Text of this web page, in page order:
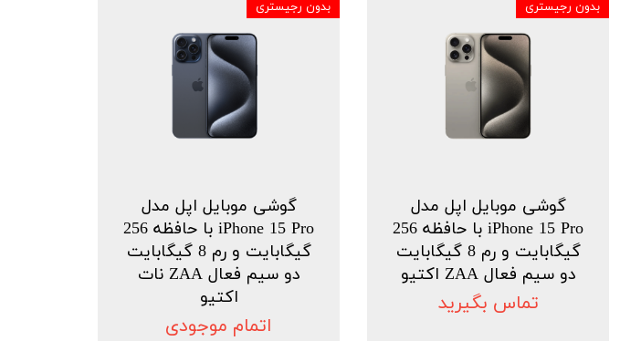
گوشی موبایل اپل مدل
iPhone 15 Pro با حافظه 256
گیگابایت و رم 8 گیگابایت
دو سیم فعال ZAA اکتیو
تماس بگیرید
بدون رجیستری
گوشی موبایل اپل مدل
iPhone 15 Pro با حافظه 256
گیگابایت و رم 8 گیگابایت
دو سیم فعال ZAA نات
اکتیو
اتمام موجودی
بدون رجیستری